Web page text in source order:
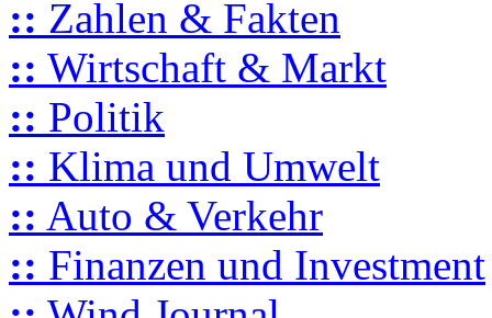
:: Zahlen & Fakten
:: Wirtschaft & Markt
:: Politik
:: Klima und Umwelt
:: Auto & Verkehr
:: Finanzen und Investment